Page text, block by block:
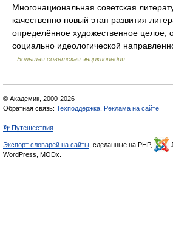
Многонациональная советская
качественно новый этап развития
определённое художественное целое,
социально идеологической
Большая советская энциклопедия
© Академик, 2000-2026
Обратная связь: Техподдержка Реклама на сайте
👣 Путешествия
Экспорт словарей на сайты , сделанные на PHP,
WordPress, MODx.